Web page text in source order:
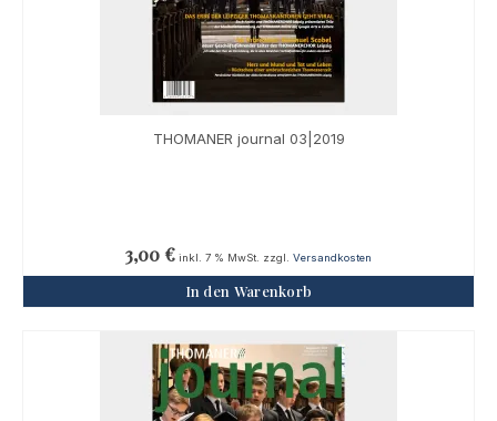
THOMANER journal 03|2019
3,00 € inkl. 7 % MwSt. zzgl. Versandkosten
In den Warenkorb